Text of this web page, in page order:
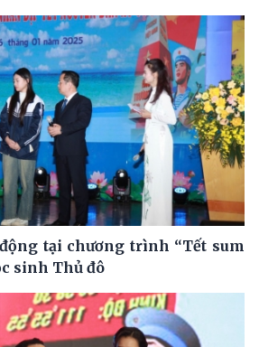
tại chương trình “Tết sum
sinh Thủ đô